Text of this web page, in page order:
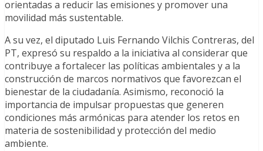
orientadas a reducir las emisiones y promover una
movilidad más sustentable.
A su vez, el diputado Luis Fernando Vilchis Contreras, del
PT, expresó su respaldo a la iniciativa al considerar que
contribuye a fortalecer las políticas ambientales y a la
construcción de marcos normativos que favorezcan el
bienestar de la ciudadanía. Asimismo, reconoció la
importancia de impulsar propuestas que generen
condiciones más armónicas para atender los retos en
materia de sostenibilidad y protección del medio
ambiente.